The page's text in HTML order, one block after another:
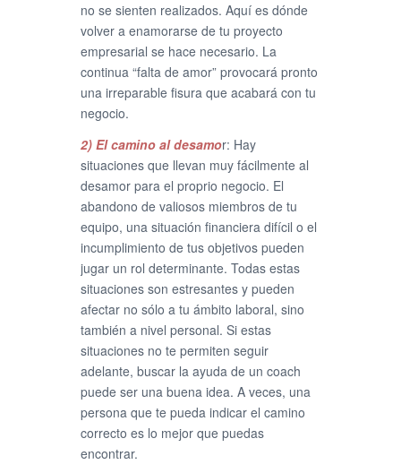
no se sienten realizados. Aquí es dónde
volver a enamorarse de tu proyecto
empresarial se hace necesario. La
continua “falta de amor” provocará pronto
una irreparable fisura que acabará con tu
negocio.
2) El camino al desamor: Hay
situaciones que llevan muy fácilmente al
desamor para el proprio negocio. El
abandono de valiosos miembros de tu
equipo, una situación financiera difícil o el
incumplimiento de tus objetivos pueden
jugar un rol determinante. Todas estas
situaciones son estresantes y pueden
afectar no sólo a tu ámbito laboral, sino
también a nivel personal. Si estas
situaciones no te permiten seguir
adelante, buscar la ayuda de un coach
puede ser una buena idea. A veces, una
persona que te pueda indicar el camino
correcto es lo mejor que puedas
encontrar.